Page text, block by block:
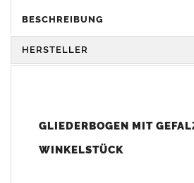
Gliederbogenwird mit einem
Winkelstück geliefert. Auf Wunsch
BESCHREIBUNG
HERSTELLER
GLIEDERBOGEN MIT
WINKELSTÜCK